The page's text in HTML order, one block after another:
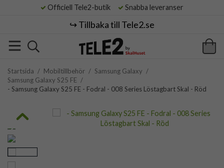
Officiell Tele2-butik Snabba leveranser
↪️ Tillbaka till Tele2.se
Startsida / Mobiltillbehör / Samsung Galaxy /
Samsung Galaxy S25 FE /
- Samsung Galaxy S25 FE - Fodral - 008 Series Löstagbart Skal - Röd